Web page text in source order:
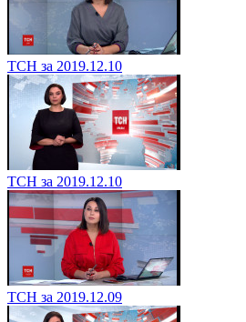
ТСН за 2019.12.10
ТСН за 2019.12.10
ТСН за 2019.12.09